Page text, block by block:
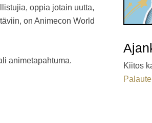
oppia jotain uutta,
on Animecon World
animetapahtuma.
Kiitos